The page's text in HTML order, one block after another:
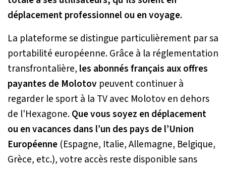
déplacement professionnel ou en voyage.
La plateforme se distingue particulièrement par sa
portabilité européenne. Grâce à la réglementation
transfrontalière, les abonnés français aux offres
payantes de Molotov peuvent continuer à
regarder le sport à la TV avec Molotov en dehors
de l'Hexagone.Que vous soyez en déplacement
ou en vacances dans l’un des pays de l’Union
Européenne (Espagne, Italie, Allemagne, Belgique,
Grèce, etc.), votre accès reste disponible sans